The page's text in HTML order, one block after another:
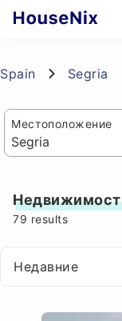
Spain Segria
Местоположение
79 results
Недавние